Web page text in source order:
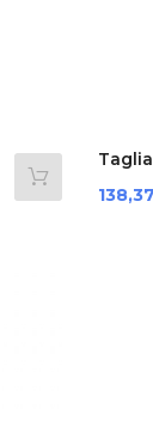
Prezzo